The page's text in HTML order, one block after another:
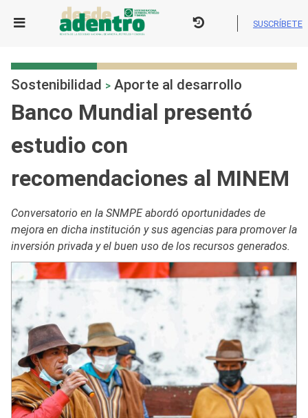
SUSCRÍBETE
Sostenibilidad > Aporte al desarrollo
Banco Mundial presentó
estudio con
recomendaciones al MINEM
Conversatorio en la SNMPE abordó oportunidades de
mejora en dicha institución y sus agencias para promover la
inversión privada y el buen uso de los recursos generados.